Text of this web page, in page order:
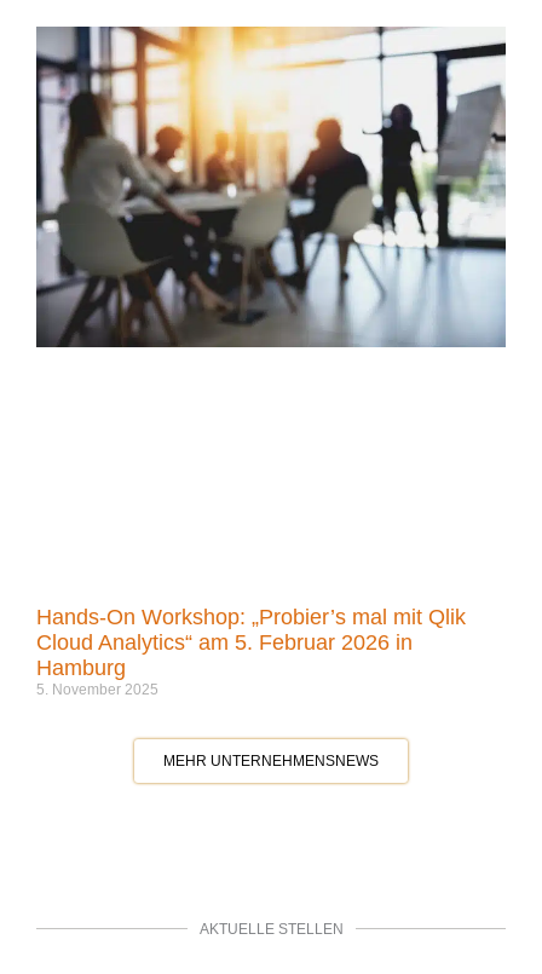
Hands-On Workshop: „Probier’s mal mit Qlik
Cloud Analytics“ am 5. Februar 2026 in
Hamburg
5. November 2025
MEHR UNTERNEHMENSNEWS
AKTUELLE STELLEN